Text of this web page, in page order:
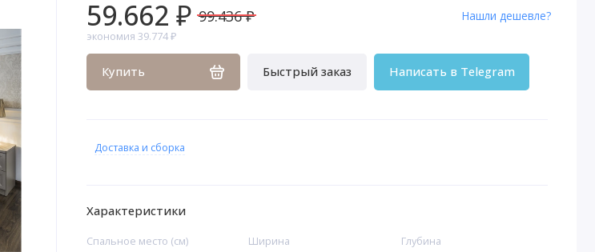
59.662 ₽ 99.436 ₽
экономия 39.774 ₽
Купить Быстрый заказ Написать в Telegram
Нашли дешевле?
Доставка и сборка
Характеристики
Спальное место (см) Ширина Глубина